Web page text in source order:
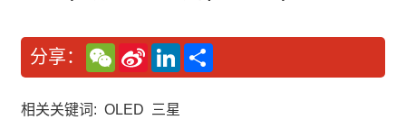
分享：
W
e
C
a
S
n
W
L
n
相关关键词: OLED 三星